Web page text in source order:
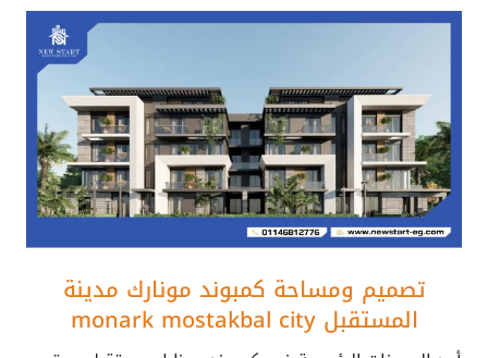
تصميم ومساحة كمبوند مونارك مدينة
المستقبلmonark mostakbal city